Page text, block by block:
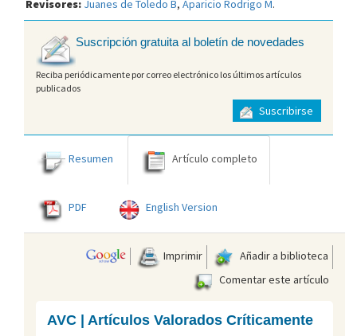
Revisores: Juanes de Toledo B, Aparicio Rodrigo M.
Suscripción gratuita al boletín de novedades
Reciba periódicamente por correo electrónico los últimos artículos
publicados
Suscribirse
Resumen Artículo completo
PDF English Version
Imprimir
Añadir a biblioteca
Comentar este artículo
AVC | Artículos Valorados Críticamente